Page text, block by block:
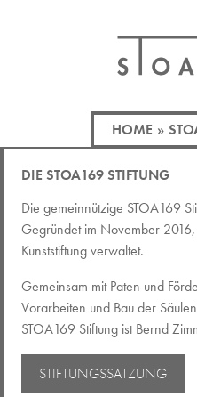
HOME »
DIE STOA169 STIFTUNG
Die gemeinnützige STOA169
Gegründet im November
Kunststiftung verwaltet.
Gemeinsam mit Paten und
Vorarbeiten und Bau der
STOA169 Stiftung ist Bernd
STIFTUNGSSATZUNG